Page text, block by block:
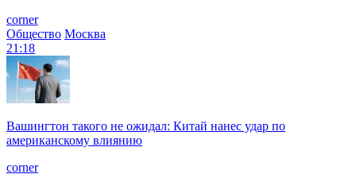
corner
Общество Москва
21:18
Вашингтон такого не ожидал: Китай нанес удар по
американскому влиянию
corner